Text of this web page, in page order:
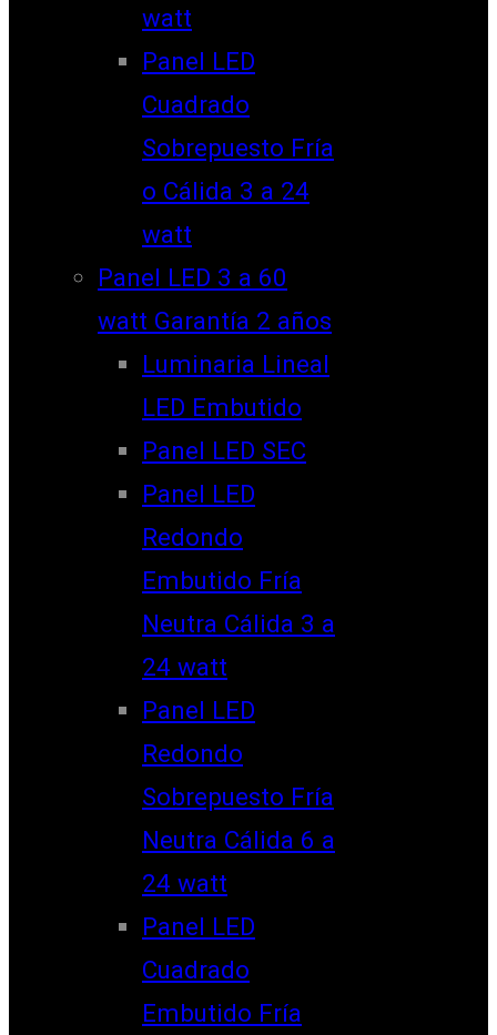
watt
Panel LED
Cuadrado
Sobrepuesto Fría
o Cálida 3 a 24
watt
Panel LED 3 a 60
watt Garantía 2 años
Luminaria Lineal
LED Embutido
Panel LED SEC
Panel LED
Redondo
Embutido Fría
Neutra Cálida 3 a
24 watt
Panel LED
Redondo
Sobrepuesto Fría
Neutra Cálida 6 a
24 watt
Panel LED
Cuadrado
Embutido Fría